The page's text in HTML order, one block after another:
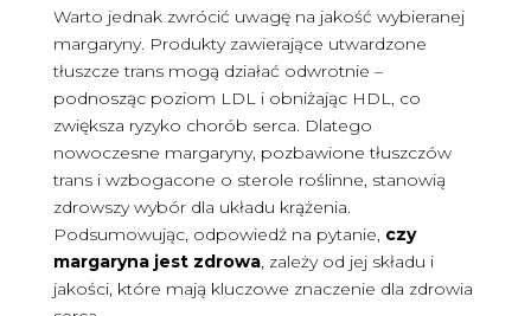
Warto jednak zwrócić uwagę na jakość wybieranej
margaryny. Produkty zawierające utwardzone
tłuszcze trans mogą działać odwrotnie –
podnosząc poziom LDL i obniżając HDL, co
zwiększa ryzyko chorób serca. Dlatego
nowoczesne margaryny, pozbawione tłuszczów
trans i wzbogacone o sterole roślinne, stanowią
zdrowszy wybór dla układu krążenia.
Podsumowując, odpowiedź na pytanie, czy
margaryna jest zdrowa, zależy od jej składu i
jakości, które mają kluczowe znaczenie dla zdrowia